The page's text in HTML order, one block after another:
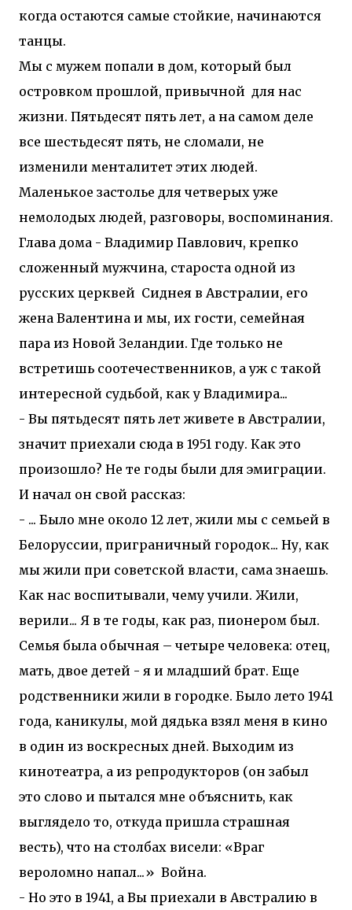
когда остаются самые стойкие, начинаются
танцы.
Мы с мужем попали в дом, который был
островком прошлой, привычной для нас
жизни. Пятьдесят пять лет, а на самом деле
все шестьдесят пять, не сломали, не
изменили менталитет этих людей.
Маленькое застолье для четверых уже
немолодых людей, разговоры, воспоминания.
Глава дома - Владимир Павлович, крепко
сложенный мужчина, староста одной из
русских церквей Сиднея в Австралии, его
жена Валентина и мы, их гости, семейная
пара из Новой Зеландии. Где только не
встретишь соотечественников, а уж с такой
интересной судьбой, как у Владимира...
- Вы пятьдесят пять лет живете в Австралии,
значит приехали сюда в 1951 году. Как это
произошло? Не те годы были для эмиграции.
И начал он свой рассказ:
- ... Было мне около 12 лет, жили мы с семьей в
Белоруссии, приграничный городок... Ну, как
мы жили при советской власти, сама знаешь.
Как нас воспитывали, чему учили. Жили,
верили... Я в те годы, как раз, пионером был.
Семья была обычная – четыре человека: отец,
мать, двое детей - я и младший брат. Еще
родственники жили в городке. Было лето 1941
года, каникулы, мой дядька взял меня в кино
в один из воскресных дней. Выходим из
кинотеатра, а из репродукторов (он забыл
это слово и пытался мне объяснить, как
выглядело то, откуда пришла страшная
весть), что на столбах висели: «Враг
вероломно напал...» Война.
- Но это в 1941, а Вы приехали в Австралию в